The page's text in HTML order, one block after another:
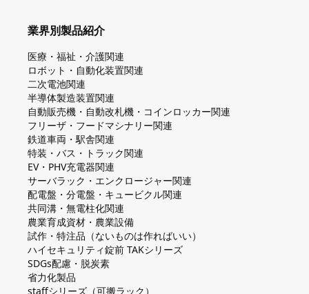
業界別製品紹介
医療・福祉・介護関連
ロボット・自動化装置関連
二次電池関連
半導体製造装置関連
自動販売機・自動改札機・コインロッカー関連
フリーザ・フードマシナリー関連
鉄道車両・駅舎関連
特装・バス・トラック関連
EV・PHV充電器関連
サーバラック・エンクロージャー関連
配電盤・分電盤・キュービクル関連
共同溝・無電柱化関連
農業育成資材・農業設備
試作・特注品（ないものは作ればいい）
ハイセキュリティ錠前 TAKシリーズ
SDGs配慮・脱炭素
省力化製品
staffシリーズ（可搬ラック）